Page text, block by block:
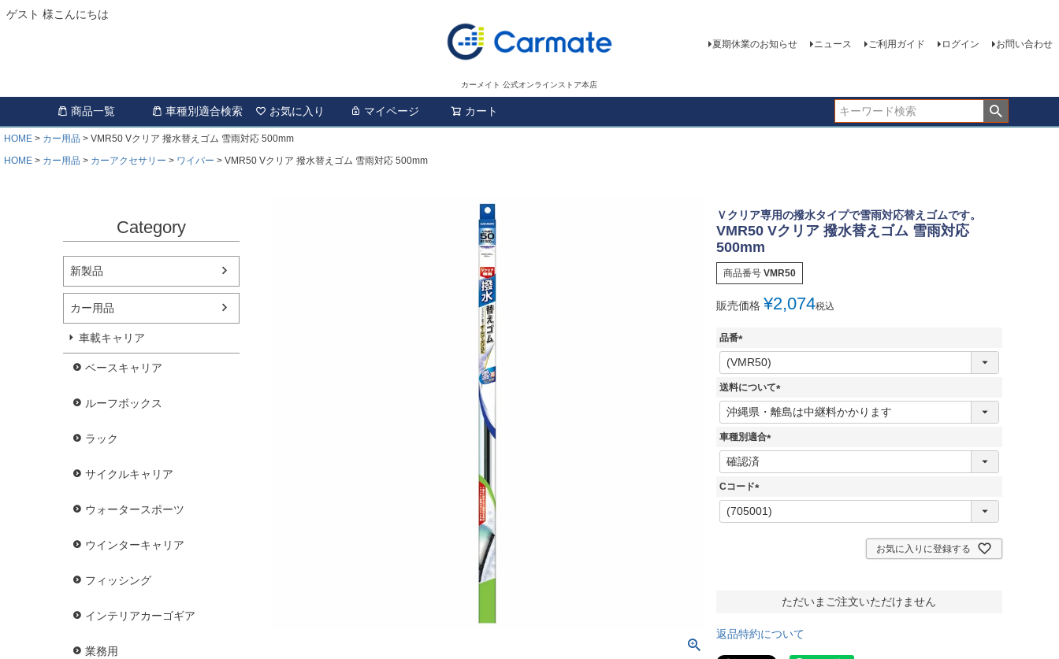
ゲスト 様こんにちは
カーメイト 公式オンラインストア本店
夏期休業のお知らせ ニュース ご利用ガイド ログイン お問い合わせ
商品一覧 車種別適合検索 お気に入り マイページ カート
HOME カー用品
VMR50 Vクリア 撥水替えゴム 雪雨対応 500mm
HOME
カー用品 カーアクセサリー ワイパー VMR50 Vクリア 撥水替えゴム 雪雨対応 500mm
Category
新製品
カー用品
車載キャリア
ベースキャリア
ルーフボックス
ラック
サイクルキャリア
ウォータースポーツ
ウインターキャリア
フィッシング
インテリアカーゴギア
業務用
Ｖクリア専用の撥水タイプで雪雨対応替えゴムです。
VMR50 Vクリア 撥水替えゴム 雪雨対応
500mm
商品番号 VMR50
販売価格 ¥2,074税込
品番
(
必
須
送料について
(
必
車種別適合
(
Cコード
(
必
お気に入りに登録する
ただいまご注文いただけません
返品特約について